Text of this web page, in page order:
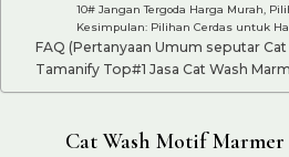
10# Jangan Tergoda Harga Murah,
Kesimpulan: Pilihan Cerdas untuk
FAQ (Pertanyaan Umum seputar
Tamanify Top#1 Jasa Cat Wash
Cat Wash Motif Marmer